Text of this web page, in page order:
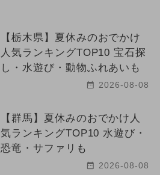
【栃木県】夏休みのおでかけ
人気ランキングTOP10 宝石探
し・水遊び・動物ふれあいも
2026-08-08
【群馬】夏休みのおでかけ人
気ランキングTOP10 水遊び・
恐竜・サファリも
2026-08-08